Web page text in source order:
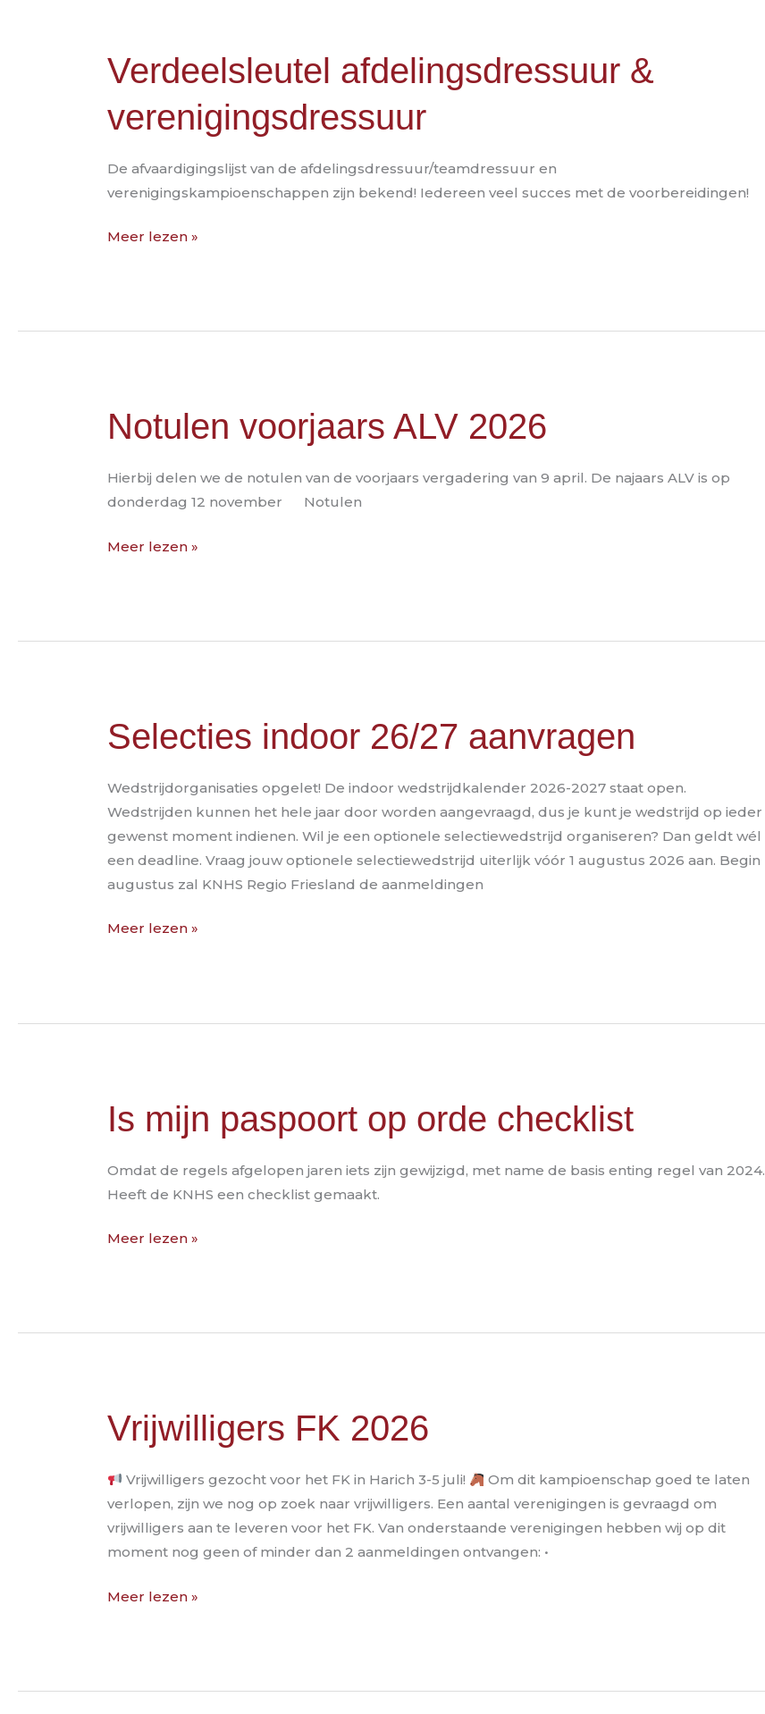
Verdeelsleutel afdelingsdressuur &
verenigingsdressuur
De afvaardigingslijst van de afdelingsdressuur/teamdressuur en
verenigingskampioenschappen zijn bekend! Iedereen veel succes met de voorbereidingen!
Verdeelsleutel
afdelingsdressuur
&
verenigingsdressuur
Meer lezen »
Notulen voorjaars ALV 2026
Hierbij delen we de notulen van de voorjaars vergadering van 9 april. De najaars ALV is op
donderdag 12 november Notulen
Notulen
voorjaars
2026
Meer lezen »
Selecties indoor 26/27 aanvragen
Wedstrijdorganisaties opgelet! De indoor wedstrijdkalender 2026-2027 staat open.
Wedstrijden kunnen het hele jaar door worden aangevraagd, dus je kunt je wedstrijd op ieder
gewenst moment indienen. Wil je een optionele selectiewedstrijd organiseren? Dan geldt wél
een deadline. Vraag jouw optionele selectiewedstrijd uiterlijk vóór 1 augustus 2026 aan. Begin
augustus zal KNHS Regio Friesland de aanmeldingen
Selecties
indoor
aanvragen
Meer lezen »
Is mijn paspoort op orde checklist
Omdat de regels afgelopen jaren iets zijn gewijzigd, met name de basis enting regel van 2024.
Heeft de KNHS een checklist gemaakt.
Is
mijn
op
orde
Meer lezen »
Vrijwilligers FK 2026
Vrijwilligers gezocht voor het FK in Harich 3-5 juli!
Om dit kampioenschap goed te laten
verlopen, zijn we nog op zoek naar vrijwilligers. Een aantal verenigingen is gevraagd om
vrijwilligers aan te leveren voor het FK. Van onderstaande verenigingen hebben wij op dit
moment nog geen of minder dan 2 aanmeldingen ontvangen: •
Vrijwilligers
FK
Meer lezen »